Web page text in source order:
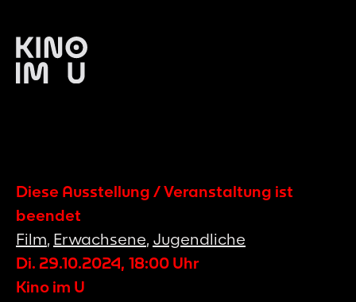
Diese Ausstellung / Veranstaltung ist
beendet
Film, Erwachsene, Jugendliche
Di. 29.10.2024, 18:00 Uhr
Kino im U